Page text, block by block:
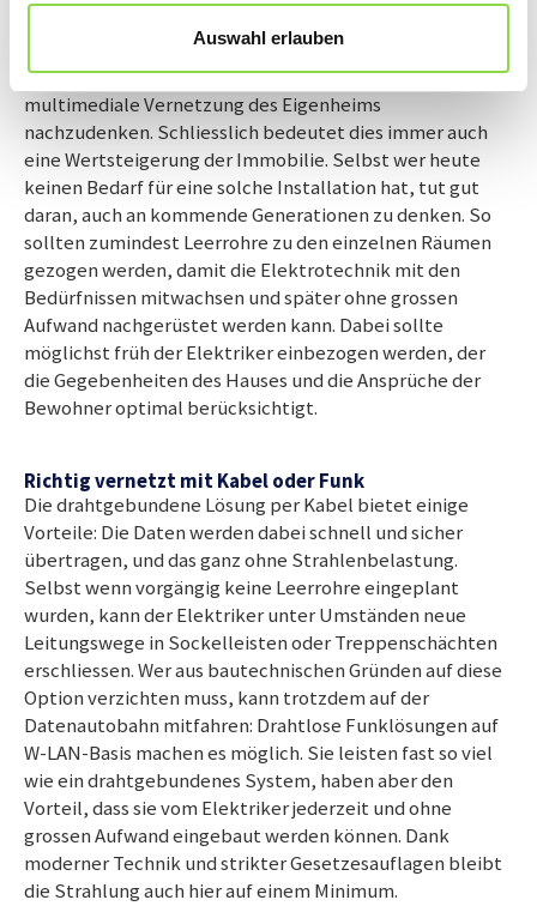
Auswahl erlauben
Vorausdenken lohnt sich
Wenn ein Umbau oder eine Renovation ansteht, ist dies
die ideale Gelegenheit, um auch gleich über die
multimediale Vernetzung des Eigenheims
nachzudenken. Schliesslich bedeutet dies immer auch
eine Wertsteigerung der Immobilie. Selbst wer heute
keinen Bedarf für eine solche Installation hat, tut gut
daran, auch an kommende Generationen zu denken. So
sollten zumindest Leerrohre zu den einzelnen Räumen
gezogen werden, damit die Elektrotechnik mit den
Bedürfnissen mitwachsen und später ohne grossen
Aufwand nachgerüstet werden kann. Dabei sollte
möglichst früh der Elektriker einbezogen werden, der
die Gegebenheiten des Hauses und die Ansprüche der
Bewohner optimal berücksichtigt.
Richtig vernetzt mit Kabel oder Funk
Die drahtgebundene Lösung per Kabel bietet einige
Vorteile: Die Daten werden dabei schnell und sicher
übertragen, und das ganz ohne Strahlenbelastung.
Selbst wenn vorgängig keine Leerrohre eingeplant
wurden, kann der Elektriker unter Umständen neue
Leitungswege in Sockelleisten oder Treppenschächten
erschliessen. Wer aus bautechnischen Gründen auf diese
Option verzichten muss, kann trotzdem auf der
Datenautobahn mitfahren: Drahtlose Funklösungen auf
W-LAN-Basis machen es möglich. Sie leisten fast so viel
wie ein drahtgebundenes System, haben aber den
Vorteil, dass sie vom Elektriker jederzeit und ohne
grossen Aufwand eingebaut werden können. Dank
moderner Technik und strikter Gesetzesauflagen bleibt
die Strahlung auch hier auf einem Minimum.